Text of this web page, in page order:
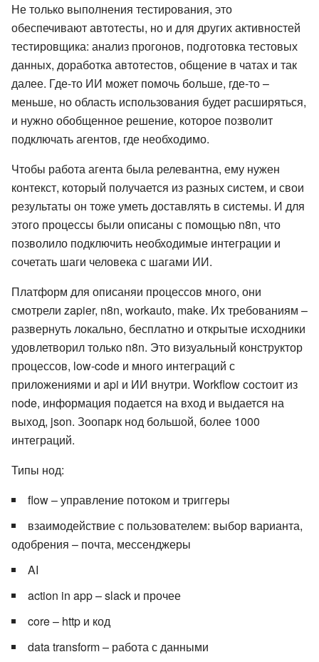
Не только выполнения тестирования, это
обеспечивают автотесты, но и для других активностей
тестировщика: анализ прогонов, подготовка тестовых
данных, доработка автотестов, общение в чатах и так
далее. Где-то ИИ может помочь больше, где-то –
меньше, но область использования будет расширяться,
и нужно обобщенное решение, которое позволит
подключать агентов, где необходимо.
Чтобы работа агента была релевантна, ему нужен
контекст, который получается из разных систем, и свои
результаты он тоже уметь доставлять в системы. И для
этого процессы были описаны с помощью n8n, что
позволило подключить необходимые интеграции и
сочетать шаги человека с шагами ИИ.
Платформ для описаняи процессов много, они
смотрели zapier, n8n, workauto, make. Их требованиям –
развернуть локально, бесплатно и открытые исходники
удовлетворил только n8n. Это визуальный конструктор
процессов, low-code и много интеграций с
приложениями и api и ИИ внутри. Workflow состоит из
node, информация подается на вход и выдается на
выход, json. Зоопарк нод большой, более 1000
интеграций.
Типы нод:
flow – управление потоком и триггеры
взаимодействие с пользователем: выбор варианта,
одобрения – почта, мессенджеры
AI
action in app – slack и прочее
core – http и код
data transform – работа с данными